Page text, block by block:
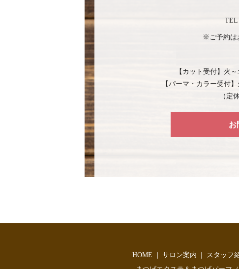
TEL
※ご予約は
【カット受付】 火～
【パーマ・カラー受付】
（定
お
HOME サロン案内 スタッフ